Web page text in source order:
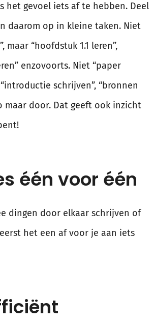
het gevoel iets af te hebben. Deel
daarom op in kleine taken. Niet
maar “hoofdstuk 1.1 leren”,
enzovoorts. Niet “paper
schrijven”, “bronnen
maar door. Dat geeft ook inzicht
één voor één
dingen door elkaar schrijven of
het een af voor je aan iets